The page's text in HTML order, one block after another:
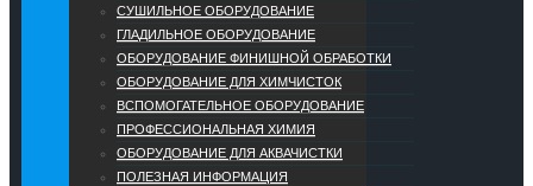
СУШИЛЬНОЕ ОБОРУДОВАНИЕ
ГЛАДИЛЬНОЕ ОБОРУДОВАНИЕ
ОБОРУДОВАНИЕ ФИНИШНОЙ ОБРАБОТКИ
ОБОРУДОВАНИЕ ДЛЯ ХИМЧИСТОК
ВСПОМОГАТЕЛЬНОЕ ОБОРУДОВАНИЕ
ПРОФЕССИОНАЛЬНАЯ ХИМИЯ
ОБОРУДОВАНИЕ ДЛЯ АКВАЧИСТКИ
ПОЛЕЗНАЯ ИНФОРМАЦИЯ